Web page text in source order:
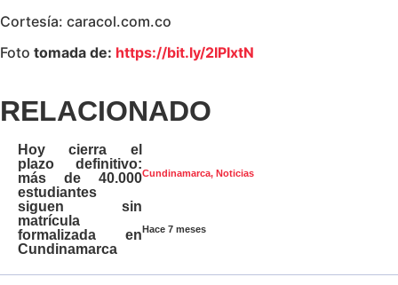
Cortesía: caracol.com.co
Foto tomada de: https://bit.ly/2IPIxtN
RELACIONADO
Cundinamarca, Noticias
Hace 7 meses
Hoy cierra el
plazo definitivo:
más de 40.000
estudiantes
siguen sin
matrícula
formalizada en
Cundinamarca